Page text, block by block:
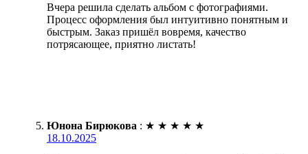
Вчера решила сделать альбом с фотографиями.
Процесс оформления был интуитивно понятным и
быстрым. Заказ пришёл вовремя, качество
потрясающее, приятно листать!
Юнона Бирюкова : ★ ★ ★ ★ ★
18.10.2025